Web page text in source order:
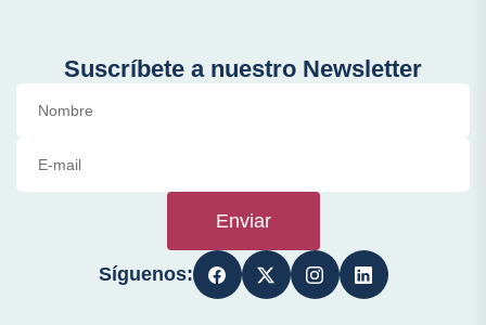
Suscríbete a nuestro Newsletter
Enviar
Síguenos: